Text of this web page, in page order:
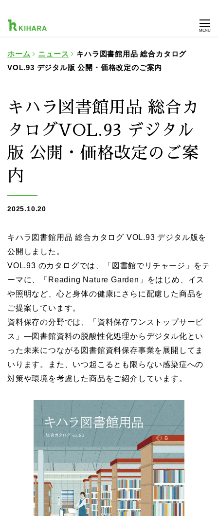
MENU
ホーム ニュース
キハラ図書館用品 総合カタログ
VOL.93 デジタル版 公開・価格改定のご案内
キハラ図書館用品 総合カ
タログVOL.93 デジタル
版 公開・価格改定のご案
内
2025.10.20
キハラ図書館用品 総合カタログ VOL.93 デジタル版を
公開しました。
VOL.93 のカタログでは、「図書館でリチャージ」をテ
ーマに、「Reading Nature Garden」をはじめ、イス
や照明など、心と身体の健康にさらに配慮した商品を
ご提案しています。
資料保存の分野では、「資料保存ワンストップサービ
ス」―図書館資料の脱酸性化処理からデジタル化とい
った未来につながる図書館資料保存事業を展開してま
いります。また、いつ起こるとも限らない感染症への
対策や環境を考慮した商品をご紹介しています。